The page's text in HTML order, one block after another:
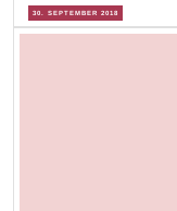
30. SEPTEMBER 2018